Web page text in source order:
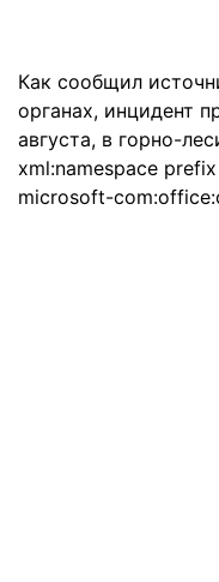
Как сообщил
органах, инцидент
августа, в горно-
xml:namespace
microsoft-